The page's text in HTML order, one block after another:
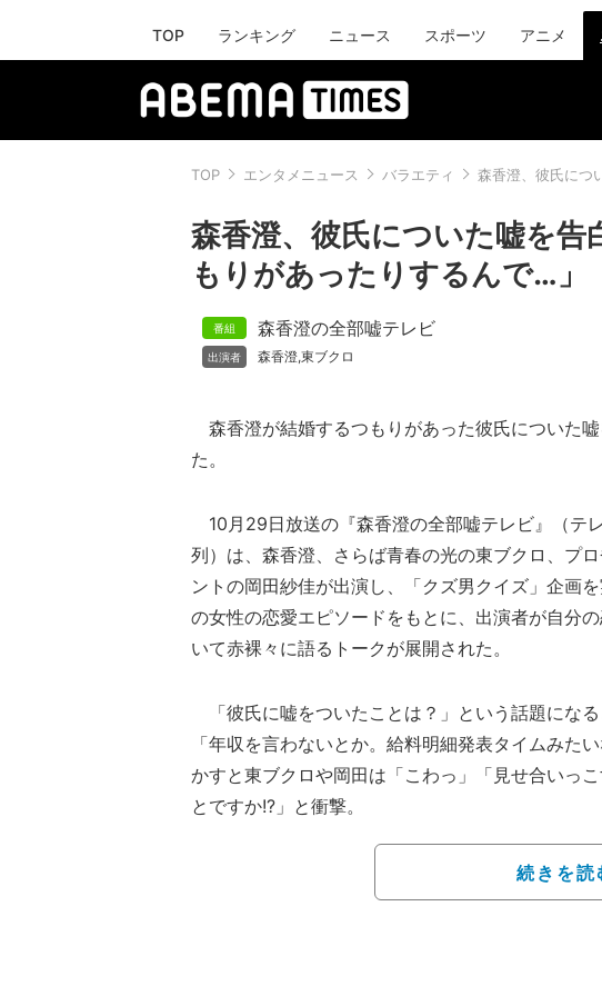
TOP ランキング ニュース スポーツ アニメ
TOP エンタメニュース バラエティ 森香澄、彼氏につ
森香澄、彼氏についた嘘を告
もりがあったりするんで…」
森香澄の全部嘘テレビ
森香澄,東ブクロ
森香澄が結婚するつもりがあった彼氏についた
た。
10月29日放送の『森香澄の全部嘘テレビ』（テ
列）は、森香澄、さらば青春の光の東ブクロ、プ
ントの岡田紗佳が出演し、「クズ男クイズ」企画
の女性の恋愛エピソードをもとに、出演者が自分
いて赤裸々に語るトークが展開された。
「彼氏に嘘をついたことは？」という話題にな
「年収を言わないとか。給料明細発表タイムみた
かすと東ブクロや岡田は「こわっ」「見せ合いっ
とですか!?」と衝撃。
続きを読